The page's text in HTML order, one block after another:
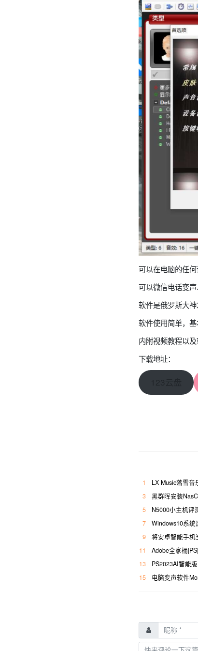
可以在电脑的任
可以微信电话变
软件是俄罗斯大
软件使用简单，
内附视频教程以
下载地址：
1 LX Music落雪
3
黑群晖安装
5
N5000小主机评
7
Windows10系
9
将安卓智能手机
11
Adobe全家桶
13
PS2023AI智能
15
电脑变声软件